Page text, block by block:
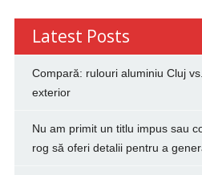
Latest Posts
Compară: rulouri aluminiu Cluj
exterior
Nu am primit un titlu impus sau
rog să oferi detalii pentru a